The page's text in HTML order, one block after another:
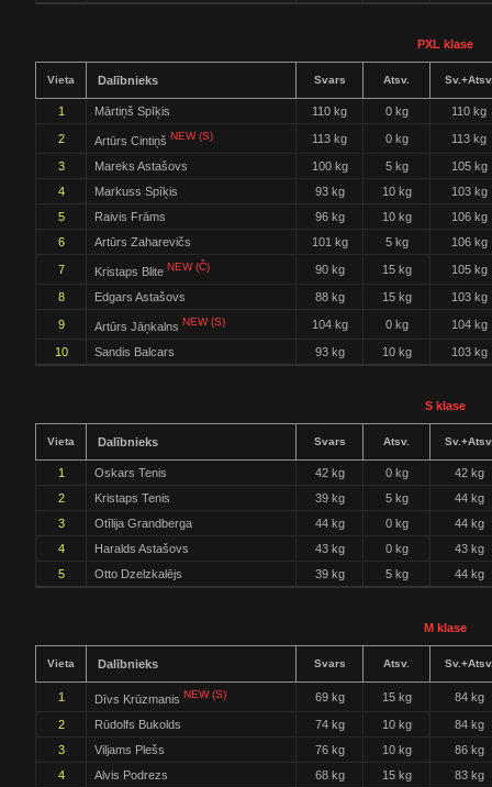
PXL klase
Vieta Dalībnieks Svars Atsv.
1 Mārtiņš Spīķis 110 kg 0 kg 110 kg
2 Artūrs Cintiņš NEW (S) 113 kg 0 kg 113 kg
3 Mareks Astašovs 100 kg 5 kg
105 kg
4
Markuss Spīķis 93 kg 10 kg
103 kg
5
Raivis Frāms 96 kg 10 kg
106 kg
6
Artūrs Zaharevičs 101 kg 5 kg 106 kg
7 Kristaps Blite NEW (Č) 90 kg 15 kg 105 kg
8 Edgars Astašovs 88 kg 15 kg 103 kg
9 Artūrs Jāņkalns NEW (S) 104 kg 0 kg 104 kg
10 Sandis Balcars 93 kg 10 kg 103 kg
S klase
Vieta Dalībnieks Svars Atsv.
1 Oskars Tenis 42 kg 0 kg
42 kg
2
Kristaps Tenis 39 kg 5 kg
44 kg
3
Otīlija Grandberga 44 kg 0 kg
44 kg
4
Haralds Astašovs 43 kg 0 kg
43 kg
5
Otto Dzelzkalējs 39 kg 5 kg 44 kg
M klase
Vieta Dalībnieks Svars Atsv.
1 Dīvs Krūzmanis NEW (S) 69 kg 15 kg 84 kg
2 Rūdolfs Bukolds 74 kg 10 kg
84 kg
3
Viljams Plešs 76 kg 10 kg
86 kg
4
Alvis Podrezs 68 kg 15 kg 83 kg